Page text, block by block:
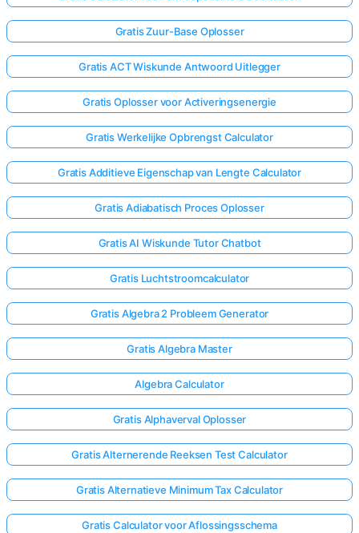
Gratis Zuur-Base Oplosser
Gratis ACT Wiskunde Antwoord Uitlegger
Gratis Oplosser voor Activeringsenergie
Gratis Werkelijke Opbrengst Calculator
Gratis Additieve Eigenschap van Lengte Calculator
Gratis Adiabatisch Proces Oplosser
Gratis AI Wiskunde Tutor Chatbot
Gratis Luchtstroomcalculator
Gratis Algebra 2 Probleem Generator
Gratis Algebra Master
Algebra Calculator
Gratis Alphaverval Oplosser
Gratis Alternerende Reeksen Test Calculator
Gratis Alternatieve Minimum Tax Calculator
Gratis Calculator voor Aflossingsschema